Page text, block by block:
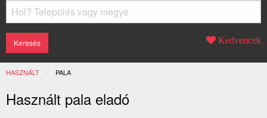
Kedvencek
HASZNÁLT JELENLEGI:
PALA
Használt pala eladó